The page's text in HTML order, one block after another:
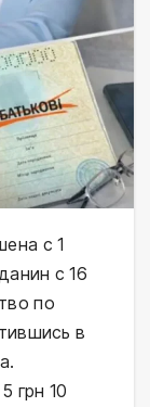
с 1
с 16
по
в
грн 10